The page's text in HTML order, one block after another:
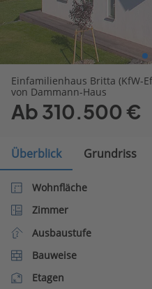
Einfamilienhaus Britta (KfW-
von Dammann-Haus
Ab 310.500 €
Überblick Grundriss
Wohnfläche
Zimmer
Ausbaustufe
Bauweise
Etagen